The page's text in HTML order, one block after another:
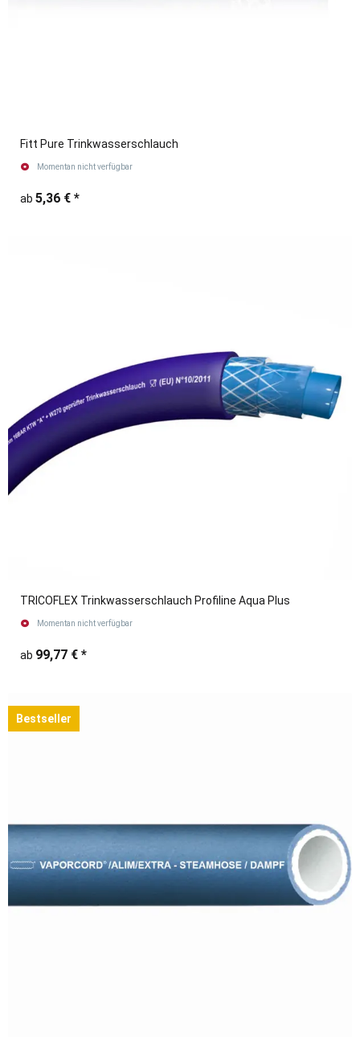
Fitt Pure Trinkwasserschlauch
Momentan nicht verfügbar
ab 5,36 € *
TRICOFLEX Trinkwasserschlauch Profiline Aqua Plus
Momentan nicht verfügbar
ab 99,77 € *
Bestseller